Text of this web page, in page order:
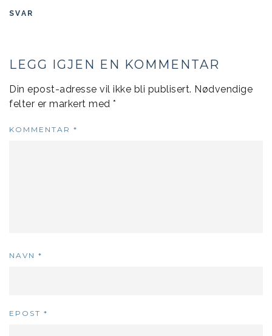
SVAR
LEGG IGJEN EN KOMMENTAR
Din epost-adresse vil ikke bli publisert. Nødvendige
felter er markert med *
KOMMENTAR *
NAVN *
EPOST *